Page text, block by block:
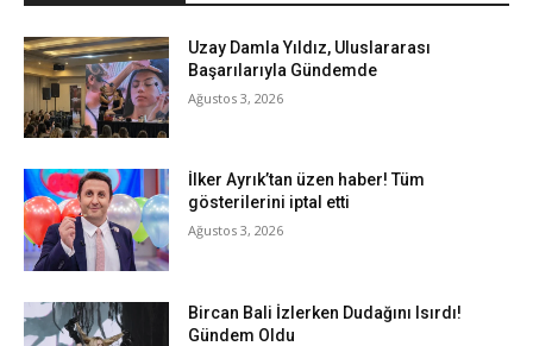
Uzay Damla Yıldız, Uluslararası
Başarılarıyla Gündemde
Ağustos 3, 2026
İlker Ayrık’tan üzen haber! Tüm
gösterilerini iptal etti
Ağustos 3, 2026
Bircan Bali İzlerken Dudağını Isırdı!
Gündem Oldu